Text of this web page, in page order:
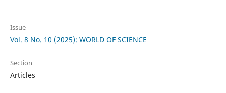
Issue
Vol. 8 No. 10 (2025): WORLD OF SCIENCE
Section
Articles